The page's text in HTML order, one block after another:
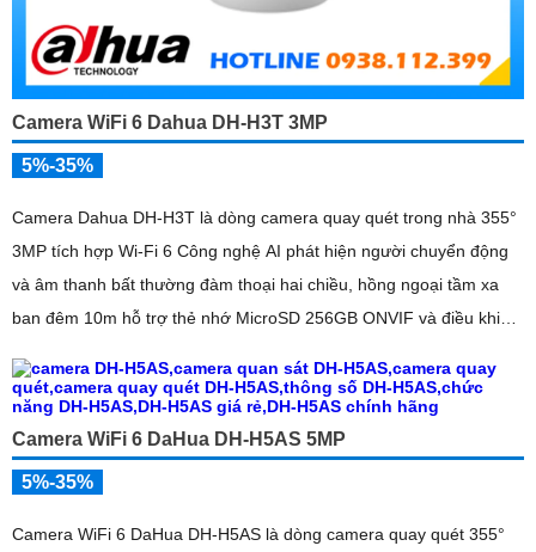
Camera WiFi 6 Dahua DH-H3T 3MP
5%-35%
Camera Dahua DH-H3T là dòng camera quay quét trong nhà 355°
3MP tích hợp Wi-Fi 6 Công nghệ AI phát hiện người chuyển động
và âm thanh bất thường đàm thoại hai chiều, hồng ngoại tầm xa
ban đêm 10m hỗ trợ thẻ nhớ MicroSD 256GB ONVIF và điều khiển
Camera WiFi 6 DaHua DH-H5AS 5MP
5%-35%
Camera WiFi 6 DaHua DH-H5AS là dòng camera quay quét 355°